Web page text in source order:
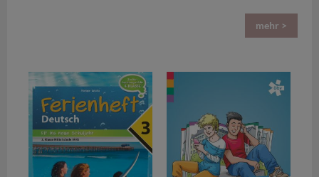
mehr >